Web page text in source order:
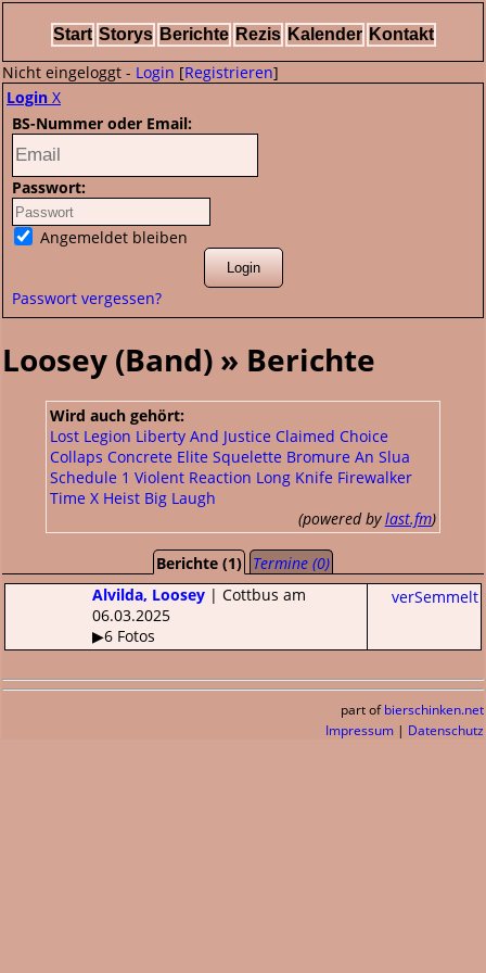
Start Storys Berichte Rezis Kalender Kontakt
Nicht eingeloggt - Login [Registrieren]
Login X
BS-Nummer oder Email:
Passwort:
Angemeldet bleiben
Passwort vergessen?
Loosey (Band) » Berichte
Wird auch gehört:
Lost Legion Liberty And Justice Claimed Choice
Collaps Concrete Elite Squelette Bromure An Slua
Schedule 1 Violent Reaction Long Knife Firewalker
Time X Heist Big Laugh
(powered bylast.fm)
Berichte (1) Termine (0)
verSemmelt
Alvilda, Loosey | Cottbus am
06.03.2025
▶6 Fotos
part of bierschinken.net
Impressum | Datenschutz